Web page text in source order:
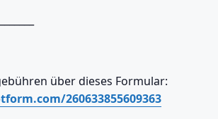
über dieses Formular:
260633855609363